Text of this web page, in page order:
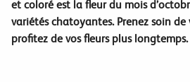
et coloré est la fleur du mois
variétés chatoyantes. Prenez soin
profitez de vos fleurs plus longtemps.